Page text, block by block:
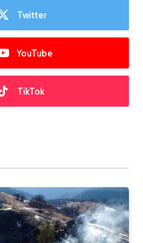
Twitter
YouTube
TikTok